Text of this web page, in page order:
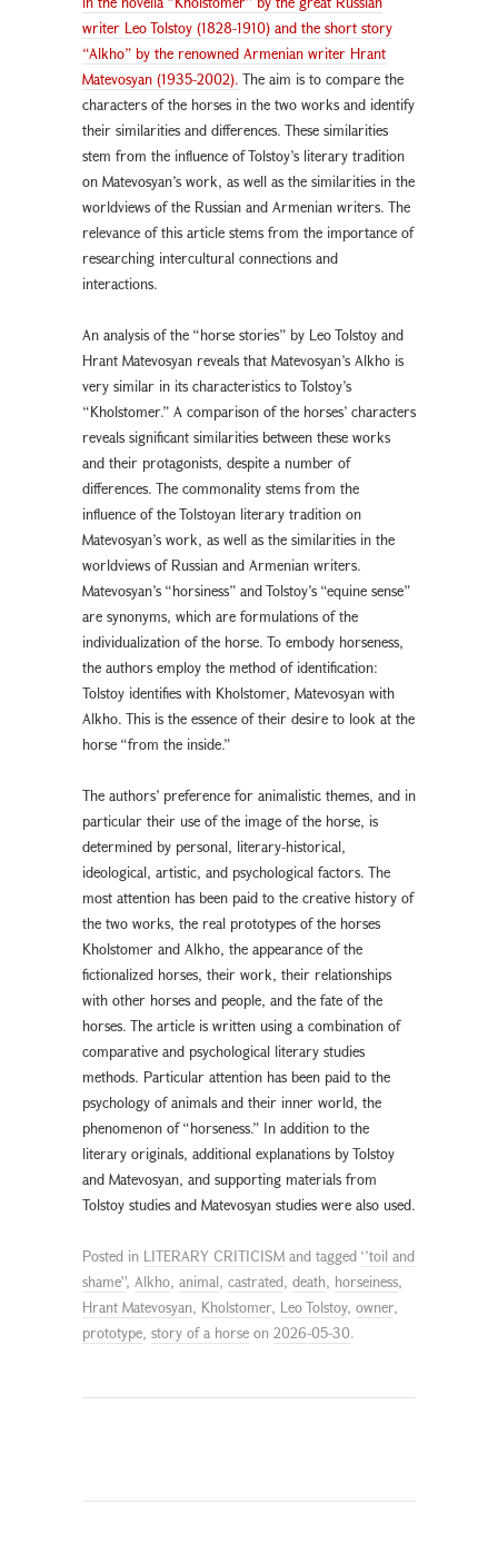
writer Leo Tolstoy (1828-1910) and the short story
“Alkho” by the renowned Armenian writer Hrant
Matevosyan (1935-2002). The aim is to compare the
characters of the horses in the two works and identify
their similarities and differences. These similarities
stem from the influence of Tolstoy’s literary tradition
on Matevosyan’s work, as well as the similarities in the
worldviews of the Russian and Armenian writers. The
relevance of this article stems from the importance of
researching intercultural connections and
interactions.
An analysis of the “horse stories” by Leo Tolstoy and
Hrant Matevosyan reveals that Matevosyan’s Alkho is
very similar in its characteristics to Tolstoy’s
“Kholstomer.” A comparison of the horses’ characters
reveals significant similarities between these works
and their protagonists, despite a number of
differences. The commonality stems from the
influence of the Tolstoyan literary tradition on
Matevosyan’s work, as well as the similarities in the
worldviews of Russian and Armenian writers.
Matevosyan’s “horsiness” and Tolstoy’s “equine sense”
are synonyms, which are formulations of the
individualization of the horse. To embody horseness,
the authors employ the method of identification:
Tolstoy identifies with Kholstomer, Matevosyan with
Alkho. This is the essence of their desire to look at the
horse “from the inside.”
The authors’ preference for animalistic themes, and in
particular their use of the image of the horse, is
determined by personal, literary-historical,
ideological, artistic, and psychological factors. The
most attention has been paid to the creative history of
the two works, the real prototypes of the horses
Kholstomer and Alkho, the appearance of the
fictionalized horses, their work, their relationships
with other horses and people, and the fate of the
horses. The article is written using a combination of
comparative and psychological literary studies
methods. Particular attention has been paid to the
psychology of animals and their inner world, the
phenomenon of “horseness.” In addition to the
literary originals, additional explanations by Tolstoy
and Matevosyan, and supporting materials from
Tolstoy studies and Matevosyan studies were also used.
Posted in LITERARY CRITICISM and tagged ‘’toil and
shame'', Alkho, animal, castrated, death, horseiness,
Hrant Matevosyan, Kholstomer, Leo Tolstoy, owner,
prototype, story of a horse on 2026-05-30.